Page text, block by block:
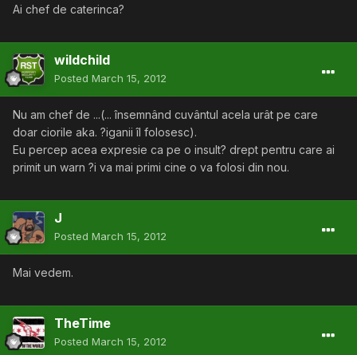
Ai chef de caterinca?
wildchild
Posted March 15, 2012
Nu am chef de ...(... însemnând cuvântul acela urât pe care
doar ciorile aka. ?iganii îl folosesc).
Eu percep acea expresie ca pe o insult? drept pentru care ai
primit un warn ?i va mai primi cine o va folosi din nou.
J
Posted March 15, 2012
Mai vedem.
TheTime
Posted March 15, 2012